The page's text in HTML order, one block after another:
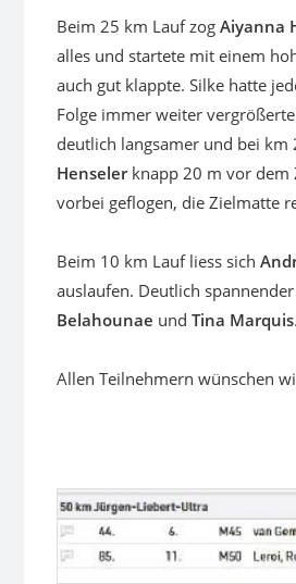
Beim 25 km Lauf zog Aiyanna
alles und startete mit einem
auch gut klappte. Silke hatte
Folge immer weiter
deutlich langsamer und bei km
Henselerknapp 20 m vor dem
vorbei geflogen, die Zielmatte
Beim 10 km Lauf liess sich
auslaufen. Deutlich
Belahounae und Tina Marquis.
Allen Teilnehmern wünschen